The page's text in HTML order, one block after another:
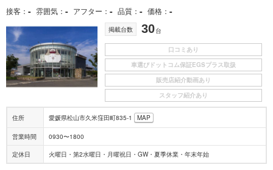
接客 - 雰囲気 - アフター - 品質 - 価格 -
掲載台数 30台
口コミあり
車選びドットコム保証EGSプラス取扱
販売店紹介動画あり
スタッフ紹介あり
住所 愛媛県松山市久米窪田町835-1 MAP
営業時間 0930〜1800
定休日 火曜日・第2水曜日・月曜祝日・GW・夏季休業・年末年始